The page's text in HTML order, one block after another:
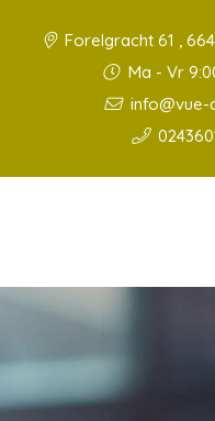
Forelgracht 61 ,
Ma - Vr
info@vue-